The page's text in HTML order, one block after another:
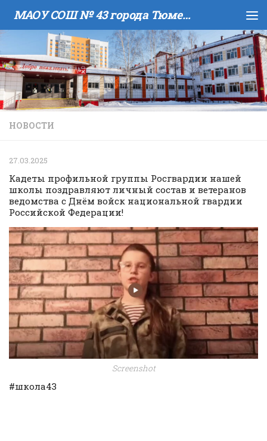
Skip to content МАОУ COШ № 43 города Тюмени имени В.И. Муравленко
НОВОСТИ
27.03.2025
Кадеты профильной группы Росгвардии нашей
школы поздравляют личный состав и ветеранов
ведомства с Днём войск национальной гвардии
Российской Федерации!
Screenshot
#школа43